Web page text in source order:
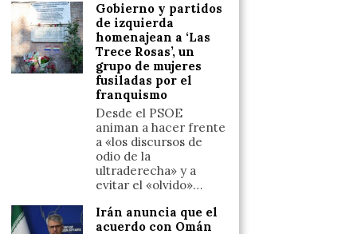
Reflexiones
LINKS
Política de cookies (UE)
Términos y condiciones
+34633110958
Gobierno y partidos
de izquierda
homenajean a ‘Las
Trece Rosas’, un
grupo de mujeres
fusiladas por el
franquismo
Desde el PSOE
animan a hacer frente
a «los discursos de
odio de la
ultraderecha» y a
evitar el «olvido»…
Irán anuncia que el
acuerdo con Omán